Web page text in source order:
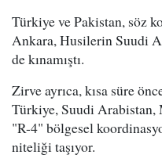
Türkiye ve Pakistan, söz
Ankara, Husilerin Suudi
de kınamıştı.
Zirve ayrıca, kısa süre
Türkiye, Suudi Arabistan,
"R-4" bölgesel
niteliği taşıyor.